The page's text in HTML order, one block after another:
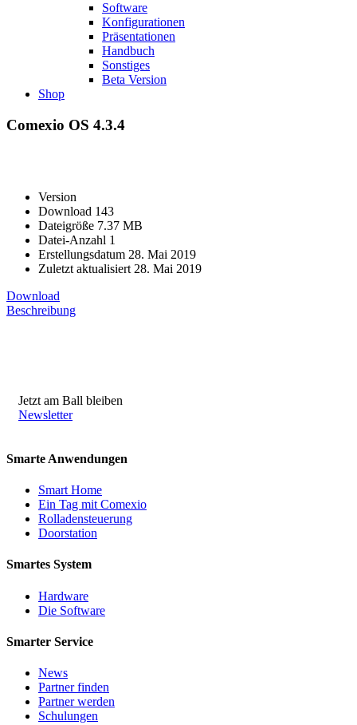
Software
Konfigurationen
Präsentationen
Handbuch
Sonstiges
Beta Version
Shop
Comexio OS 4.3.4
Version
Download 143
Dateigröße 7.37 MB
Datei-Anzahl 1
Erstellungsdatum 28. Mai 2019
Zuletzt aktualisiert28. Mai 2019
Download
Beschreibung
Jetzt am Ball bleiben
Newsletter
Smarte Anwendungen
Smart Home
Ein Tag mit Comexio
Rolladensteuerung
Doorstation
Smartes System
Hardware
Die Software
Smarter Service
News
Partner finden
Partner werden
Schulungen